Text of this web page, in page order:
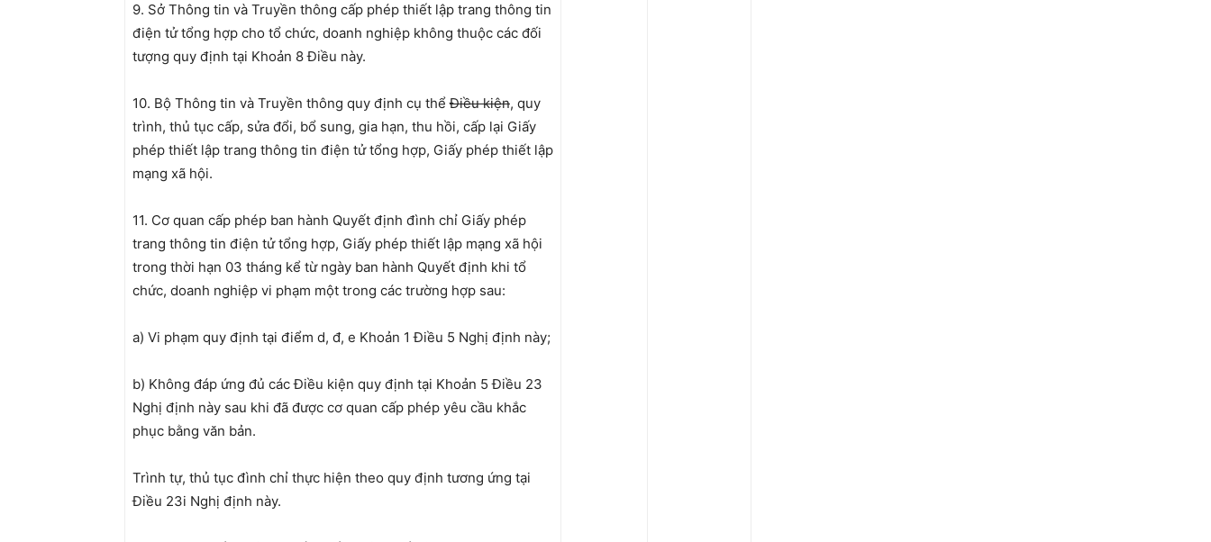
9. Sở Thông tin và Truyền thông cấp phép thiết lập trang thông tin
điện tử tổng hợp cho tổ chức, doanh nghiệp không thuộc các đối
tượng quy định tại Khoản 8 Điều này.
10. Bộ Thông tin và Truyền thông quy định cụ thểĐiều kiện, quy
trình, thủ tục cấp, sửa đổi, bổ sung, gia hạn, thu hồi, cấp lại Giấy
phép thiết lập trang thông tin điện tử tổng hợp, Giấy phép thiết lập
mạng xã hội.
11. Cơ quan cấp phép ban hành Quyết định đình chỉ Giấy phép
trang thông tin điện tử tổng hợp, Giấy phép thiết lập mạng xã hội
trong thời hạn 03 tháng kể từ ngày ban hành Quyết định khi tổ
chức, doanh nghiệp vi phạm một trong các trường hợp sau:
a) Vi phạm quy định tại điểm d, đ, e Khoản 1 Điều 5 Nghị định này;
b) Không đáp ứng đủ các Điều kiện quy định tại Khoản 5 Điều 23
Nghị định này sau khi đã được cơ quan cấp phép yêu cầu khắc
phục bằng văn bản.
Trình tự, thủ tục đình chỉ thực hiện theo quy định tương ứng tại
Điều 23i Nghị định này.